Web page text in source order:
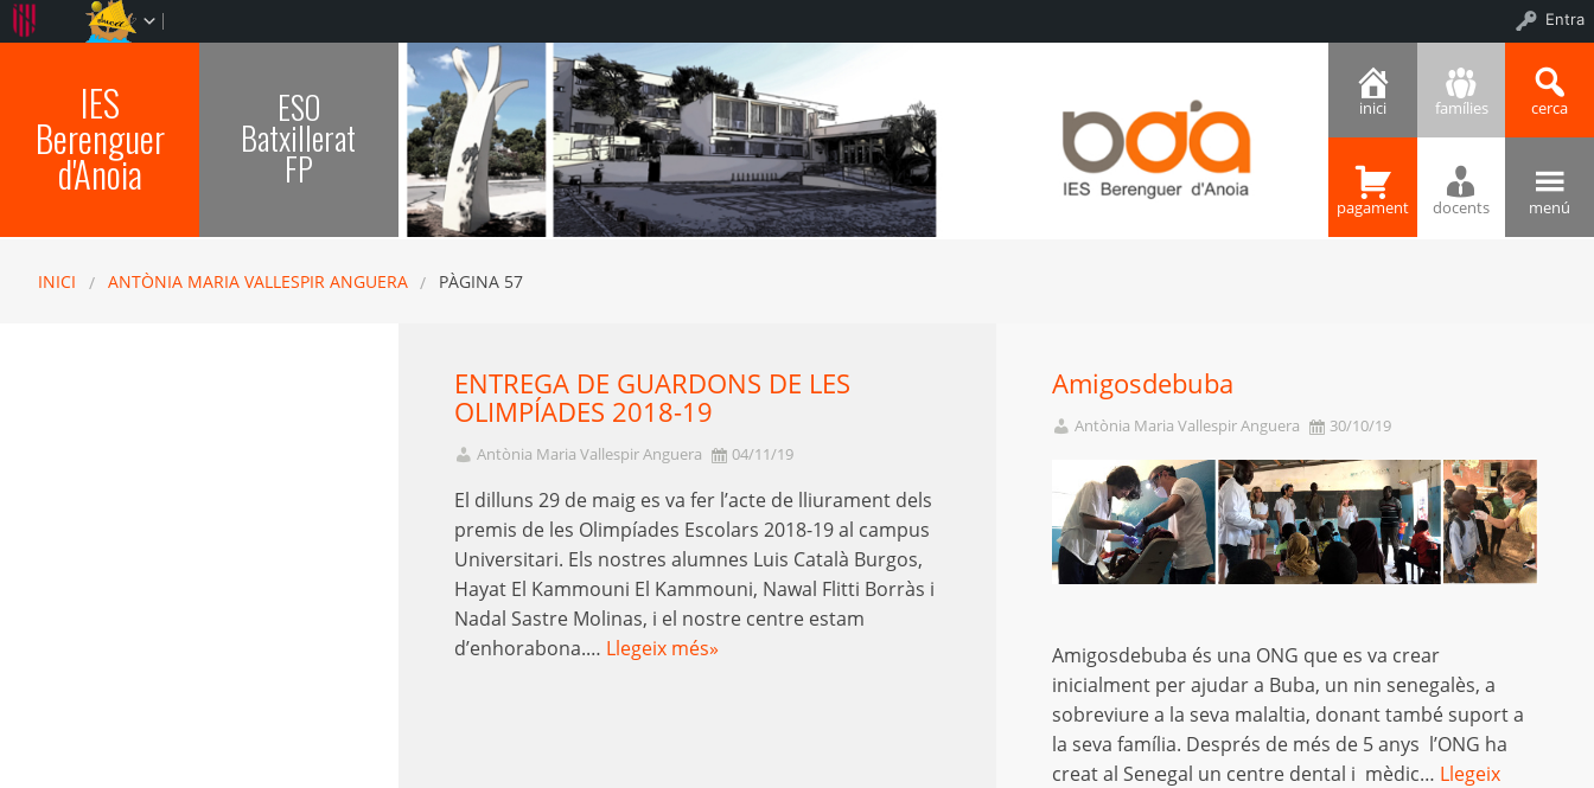
IES
Berenguer
d'Anoia
ESO
Batxillerat
FP
inici famílies cerca
pagament docents menú
INICI ANTÒNIA MARIA VALLESPIR ANGUERA PÀGINA 57
ENTREGA DE GUARDONS DE LES
OLIMPÍADES 2018-19
Antònia Maria Vallespir Anguera 04/11/19
El dilluns 29 de maig es va fer l’acte de lliurament dels
premis de les Olimpíades Escolars 2018-19 al campus
Universitari. Els nostres alumnes Luis Català Burgos,
Hayat El Kammouni El Kammouni, Nawal Flitti Borràs i
Nadal Sastre Molinas, i el nostre centre estam
d’enhorabona.… Llegeix més»
Amigosdebuba
Antònia Maria Vallespir Anguera 30/10/19
Amigosdebuba és una ONG que es va crear
inicialment per ajudar a Buba, un nin senegalès, a
sobreviure a la seva malaltia, donant també suport a
la seva família. Després de més de 5 anys l’ONG ha
creat al Senegal un centre dental i mèdic… Llegeix
Entra